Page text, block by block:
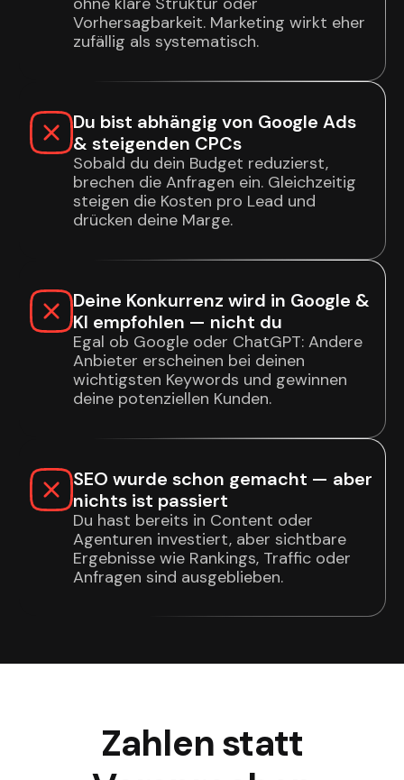
Vorhersagbarkeit. Marketing wirkt eher
zufällig als systematisch.
Du bist abhängig von Google Ads
& steigenden CPCs
Sobald du dein Budget reduzierst,
brechen die Anfragen ein. Gleichzeitig
steigen die Kosten pro Lead und
drücken deine Marge.
Deine Konkurrenz wird in Google &
KI empfohlen — nicht du
Egal ob Google oder ChatGPT: Andere
Anbieter erscheinen bei deinen
wichtigsten Keywords und gewinnen
deine potenziellen Kunden.
SEO wurde schon gemacht — aber
nichts ist passiert
Du hast bereits in Content oder
Agenturen investiert, aber sichtbare
Ergebnisse wie Rankings, Traffic oder
Anfragen sind ausgeblieben.
Zahlen statt